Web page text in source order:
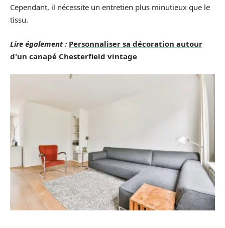
Cependant, il nécessite un entretien plus minutieux que le
tissu.
Lire également : Personnaliser sa décoration autour
d'un canapé Chesterfield vintage